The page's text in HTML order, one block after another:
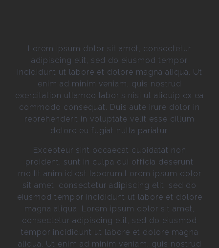
Lorem ipsum dolor sit amet, consectetur
adipiscing elit, sed do eiusmod tempor
incididunt ut labore et dolore magna aliqua. Ut
enim ad minim veniam, quis nostrud
exercitation ullamco laboris nisi ut aliquip ex ea
commodo consequat. Duis aute irure dolor in
reprehenderit in voluptate velit esse cillum
dolore eu fugiat nulla pariatur.
Excepteur sint occaecat cupidatat non
proident, sunt in culpa qui officia deserunt
mollit anim id est laborum.Lorem ipsum dolor
sit amet, consectetur adipiscing elit, sed do
eiusmod tempor incididunt ut labore et dolore
magna aliqua. Lorem ipsum dolor sit amet,
consectetur adipiscing elit, sed do eiusmod
tempor incididunt ut labore et dolore magna
aliqua. Ut enim ad minim veniam, quis nostrud